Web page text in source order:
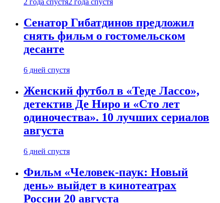
2 года спустя2 года спустя
Сенатор Гибатдинов предложил
снять фильм о гостомельском
десанте
6 дней спустя
Женский футбол в «Теде Лассо»,
детектив Де Ниро и «Сто лет
одиночества». 10 лучших сериалов
августа
6 дней спустя
Фильм «Человек-паук: Новый
день» выйдет в кинотеатрах
России 20 августа